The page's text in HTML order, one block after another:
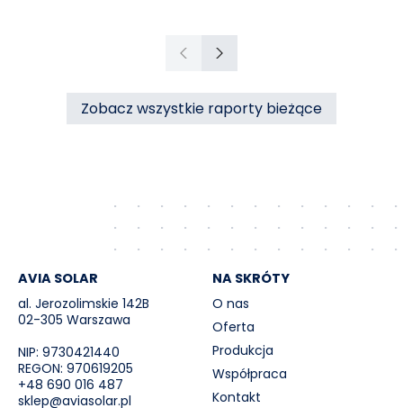
Dziedzicach („PIM”), dotyczącej sprzedaży
ciepła do miasta Czechowice-Dziedzice
PoprzedniNastępny
Zobacz wszystkie raporty bieżące
AVIA SOLAR
al. Jerozolimskie 142B
02-305 Warszawa
NIP: 9730421440
REGON: 970619205
+48 690 016 487
sklep@aviasolar.pl
NA SKRÓTY
O nas
Oferta
Produkcja
Współpraca
Kontakt